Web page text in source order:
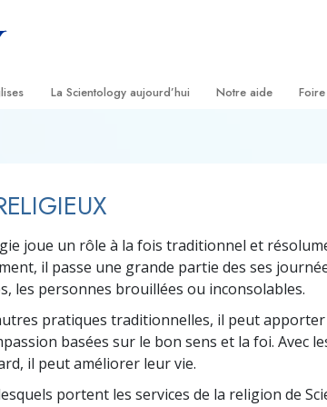
avancées
à terre de Flag
la Scientologie au monde
La Scientology aujourd’hui
David Miscavige — Chef ecclésiastique
Notre aide
Narconon
La vérité sur la drogue
Tous unis pour les
joue un rôle à la fois traditionnel et
il passe une grande partie des ses
les personnes brouillées ou inconsolables.
pratiques traditionnelles, il peut apporter
basées sur le bon sens et la foi. Avec
il peut améliorer leur vie.
portent les services de la religion de